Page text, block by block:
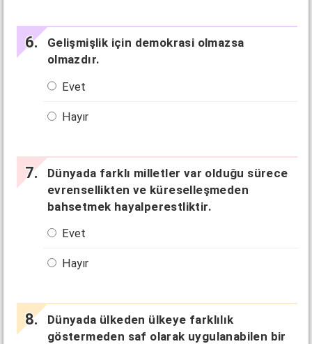
Gelişmişlik için demokrasi olmazsa
olmazdır.
Evet
Hayır
Dünyada farklı milletler var olduğu sürece
evrensellikten ve küreselleşmeden
bahsetmek hayalperestliktir.
Evet
Hayır
Dünyada ülkeden ülkeye farklılık
göstermeden saf olarak uygulanabilen bir